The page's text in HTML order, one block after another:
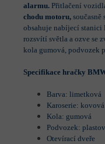
alarmu. Přitlačení
chodu motoru, současně
obsahuje nabíjecí stanici
rozsvítí světla a ozve se
kola gumová, podvozek
Specifikace hračky
Barva: limetková
Karoserie: kovová
Kola: gumová
Podvozek:
Otevírací dveře